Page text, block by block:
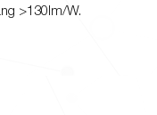
>130lm/W.